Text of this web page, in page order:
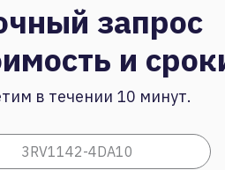
запрос
и
в течении 10 минут.